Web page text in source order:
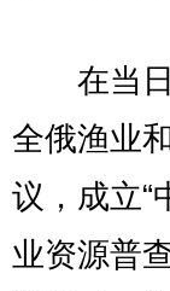
在当日
全俄渔业
议，成立“
业资源普